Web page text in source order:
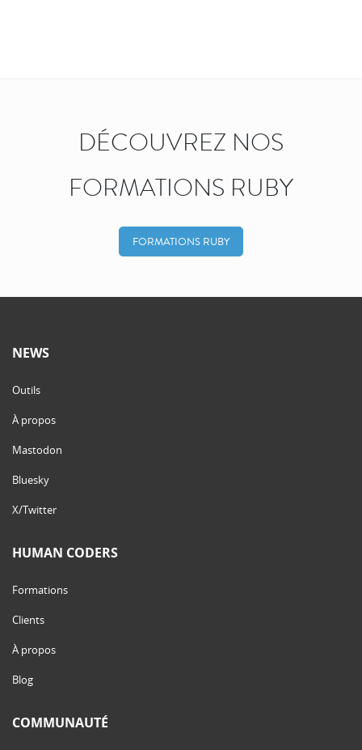
DÉCOUVREZ NOS
FORMATIONS RUBY
FORMATIONS RUBY
NEWS
Outils
À propos
Mastodon
Bluesky
X/Twitter
HUMAN CODERS
Formations
Clients
À propos
Blog
COMMUNAUTÉ